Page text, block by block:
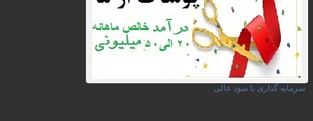
سرمایه گذاری با سود عالی